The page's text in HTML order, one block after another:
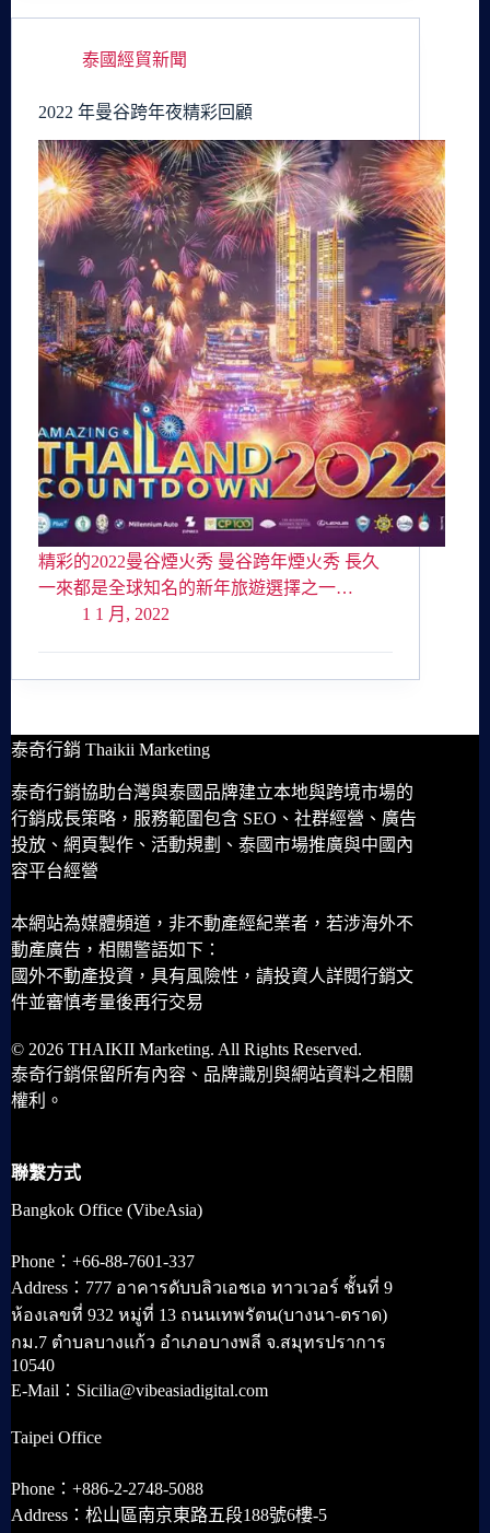
泰國經貿新聞
2022 年曼谷跨年夜精彩回顧
精彩的2022曼谷煙火秀 曼谷跨年煙火秀 長久
一來都是全球知名的新年旅遊選擇之一…
1 1 月, 2022
泰奇行銷 Thaikii Marketing
泰奇行銷協助台灣與泰國品牌建立本地與跨境市場的
行銷成長策略，服務範圍包含 SEO、社群經營、廣告
投放、網頁製作、活動規劃、泰國市場推廣與中國內
容平台經營
本網站為媒體頻道，非不動產經紀業者，若涉海外不
動產廣告，相關警語如下：
國外不動產投資，具有風險性，請投資人詳閱行銷文
件並審慎考量後再行交易
© 2026 THAIKII Marketing. All Rights Reserved.
泰奇行銷保留所有內容、品牌識別與網站資料之相關
權利。
聯繫方式
Bangkok Office (VibeAsia)
Phone：+66-88-7601-337
Address：777 อาคารดับบลิวเอชเอ ทาวเวอร์ ชั้นที่ 9
ห้องเลขที่ 932 หมู่ที่ 13 ถนนเทพรัตน(บางนา-ตราด)
กม.7 ตำบลบางแก้ว อำเภอบางพลี จ.สมุทรปราการ
10540
E-Mail：Sicilia@vibeasiadigital.com
Taipei Office
Phone：+886-2-2748-5088
Address：松山區南京東路五段188號6樓-5